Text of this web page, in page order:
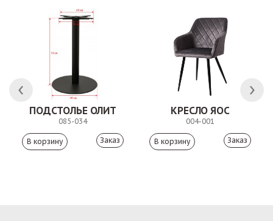
ПОДСТОЛЬЕ ОЛИТ
085-034
Заказ
КРЕСЛО ЯОС
004-001
Заказ